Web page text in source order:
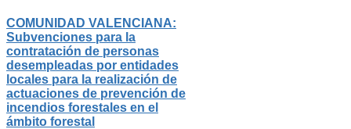
COMUNIDAD VALENCIANA:
Subvenciones para la
contratación de personas
desempleadas por entidades
locales para la realización de
actuaciones de prevención de
incendios forestales en el
ámbito forestal